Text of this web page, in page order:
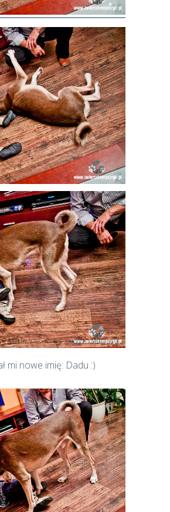
mi nowe imię: Dadu :)